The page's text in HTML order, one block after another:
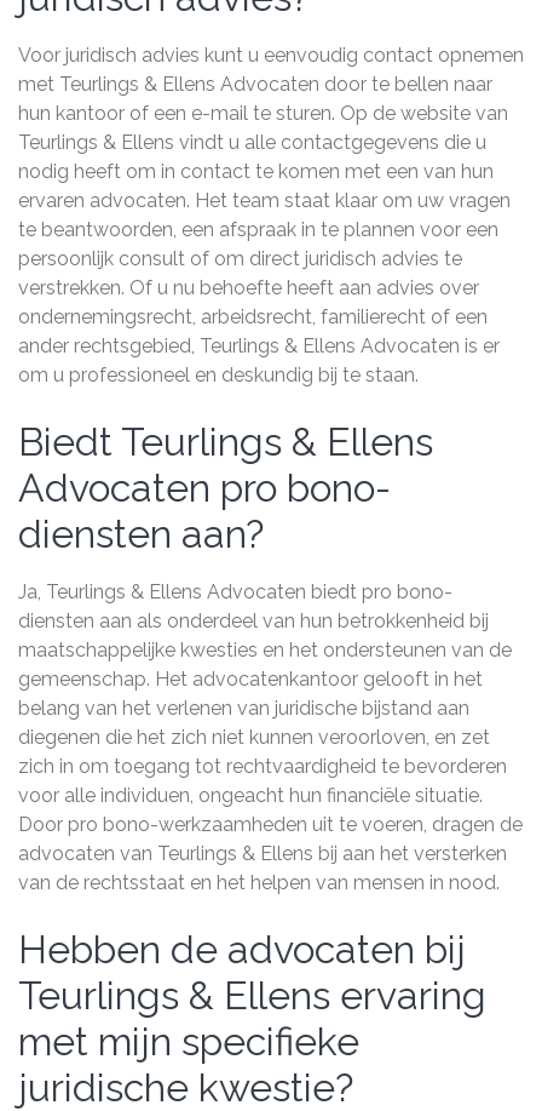
Voor juridisch advies kunt u eenvoudig contact opnemen
met Teurlings & Ellens Advocaten door te bellen naar
hun kantoor of een e-mail te sturen. Op de website van
Teurlings & Ellens vindt u alle contactgegevens die u
nodig heeft om in contact te komen met een van hun
ervaren advocaten. Het team staat klaar om uw vragen
te beantwoorden, een afspraak in te plannen voor een
persoonlijk consult of om direct juridisch advies te
verstrekken. Of u nu behoefte heeft aan advies over
ondernemingsrecht, arbeidsrecht, familierecht of een
ander rechtsgebied, Teurlings & Ellens Advocaten is er
om u professioneel en deskundig bij te staan.
Biedt Teurlings & Ellens
Advocaten pro bono-
diensten aan?
Ja, Teurlings & Ellens Advocaten biedt pro bono-
diensten aan als onderdeel van hun betrokkenheid bij
maatschappelijke kwesties en het ondersteunen van de
gemeenschap. Het advocatenkantoor gelooft in het
belang van het verlenen van juridische bijstand aan
diegenen die het zich niet kunnen veroorloven, en zet
zich in om toegang tot rechtvaardigheid te bevorderen
voor alle individuen, ongeacht hun financiële situatie.
Door pro bono-werkzaamheden uit te voeren, dragen de
advocaten van Teurlings & Ellens bij aan het versterken
van de rechtsstaat en het helpen van mensen in nood.
Hebben de advocaten bij
Teurlings & Ellens ervaring
met mijn specifieke
juridische kwestie?